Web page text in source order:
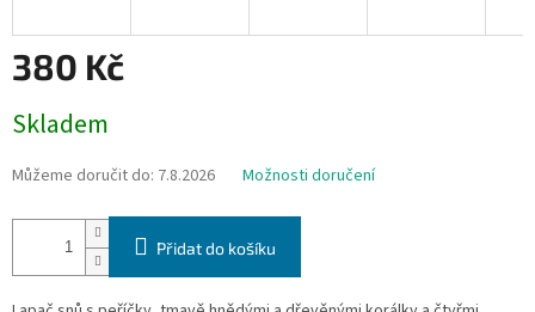
380 Kč
cena:
Skladem
Můžeme doručit do: 7.8.2026 Možnosti doručení
Přidat do košíku